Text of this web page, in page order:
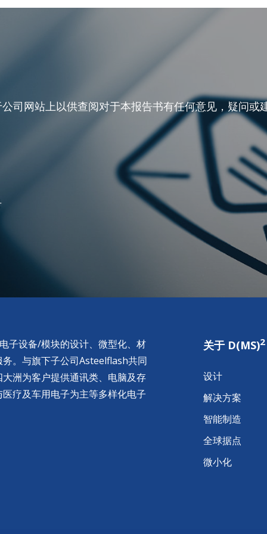
司网站上以供查阅对于本报告书有任何意见，疑问或
子设备/模块的设计、微型化、材
。与旗下子公司Asteelflash共同
洲为客户提供通讯类、电脑及存
疗及车用电子为主等多样化电子
关于 D(MS)2
设计
解决方案
智能制造
全球据点
微小化